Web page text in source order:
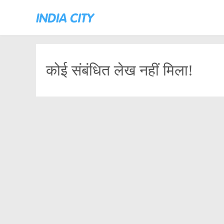
कोई संबंधित लेख नहीं मिला!